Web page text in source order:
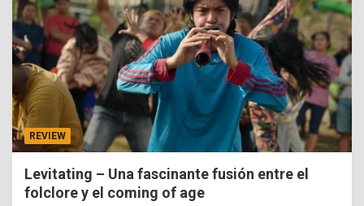
REVIEW
Levitating – Una fascinante fusión entre el
folclore y el coming of age